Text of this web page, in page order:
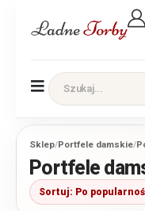
Sklep/Portfele damskie/
Portfele
Sortuj: Po